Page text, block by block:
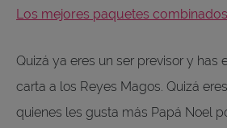
Los mejores paquetes
Quizá ya eres un ser previsor y has
carta a los Reyes Magos. Quizá
quienes les gusta más Papá Noel